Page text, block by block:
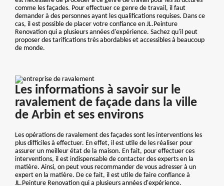
comme les façades. Pour effectuer ce genre de travail, il faut
demander à des personnes ayant les qualifications requises. Dans ce
cas, il est possible de placer votre confiance en JL.Peinture
Renovation qui a plusieurs années d'expérience. Sachez qu'il peut
proposer des tarifications très abordables et accessibles à beaucoup
de monde.
Les informations à savoir sur le
ravalement de façade dans la ville
de Arbin et ses environs
Les opérations de ravalement des façades sont les interventions les
plus difficiles à effectuer. En effet, il est utile de les réaliser pour
assurer un meilleur état de la maison. En fait, pour effectuer ces
interventions, il est indispensable de contacter des experts en la
matière. Ainsi, on peut vous recommander de vous adresser à un
expert en la matière. De ce fait, il est utile de faire confiance à
JL.Peinture Renovation qui a plusieurs années d'expérience.